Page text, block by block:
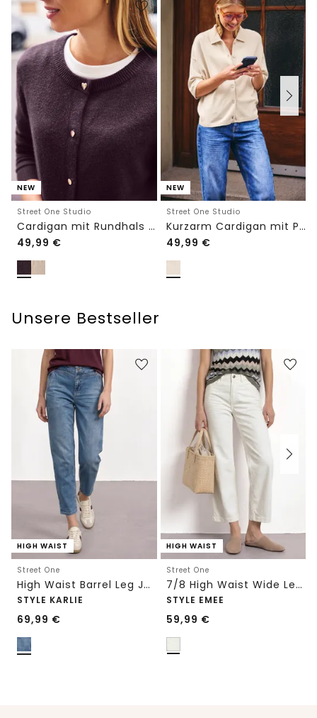
NEW
Street One Studio
Cardigan mit Rundhals und Knöpfen
49,99 €
NEW
Street One Studio
Kurzarm Cardigan mit Polokragen
49,99 €
Unsere Bestseller
HIGH WAIST
Street One
High Waist Barrel Leg Jeans im Loose Fit
STYLE KARLIE
69,99 €
HIGH WAIST
Street One
7/8 High Waist Wide Leg Jeans im Loose Fit
STYLE EMEE
59,99 €